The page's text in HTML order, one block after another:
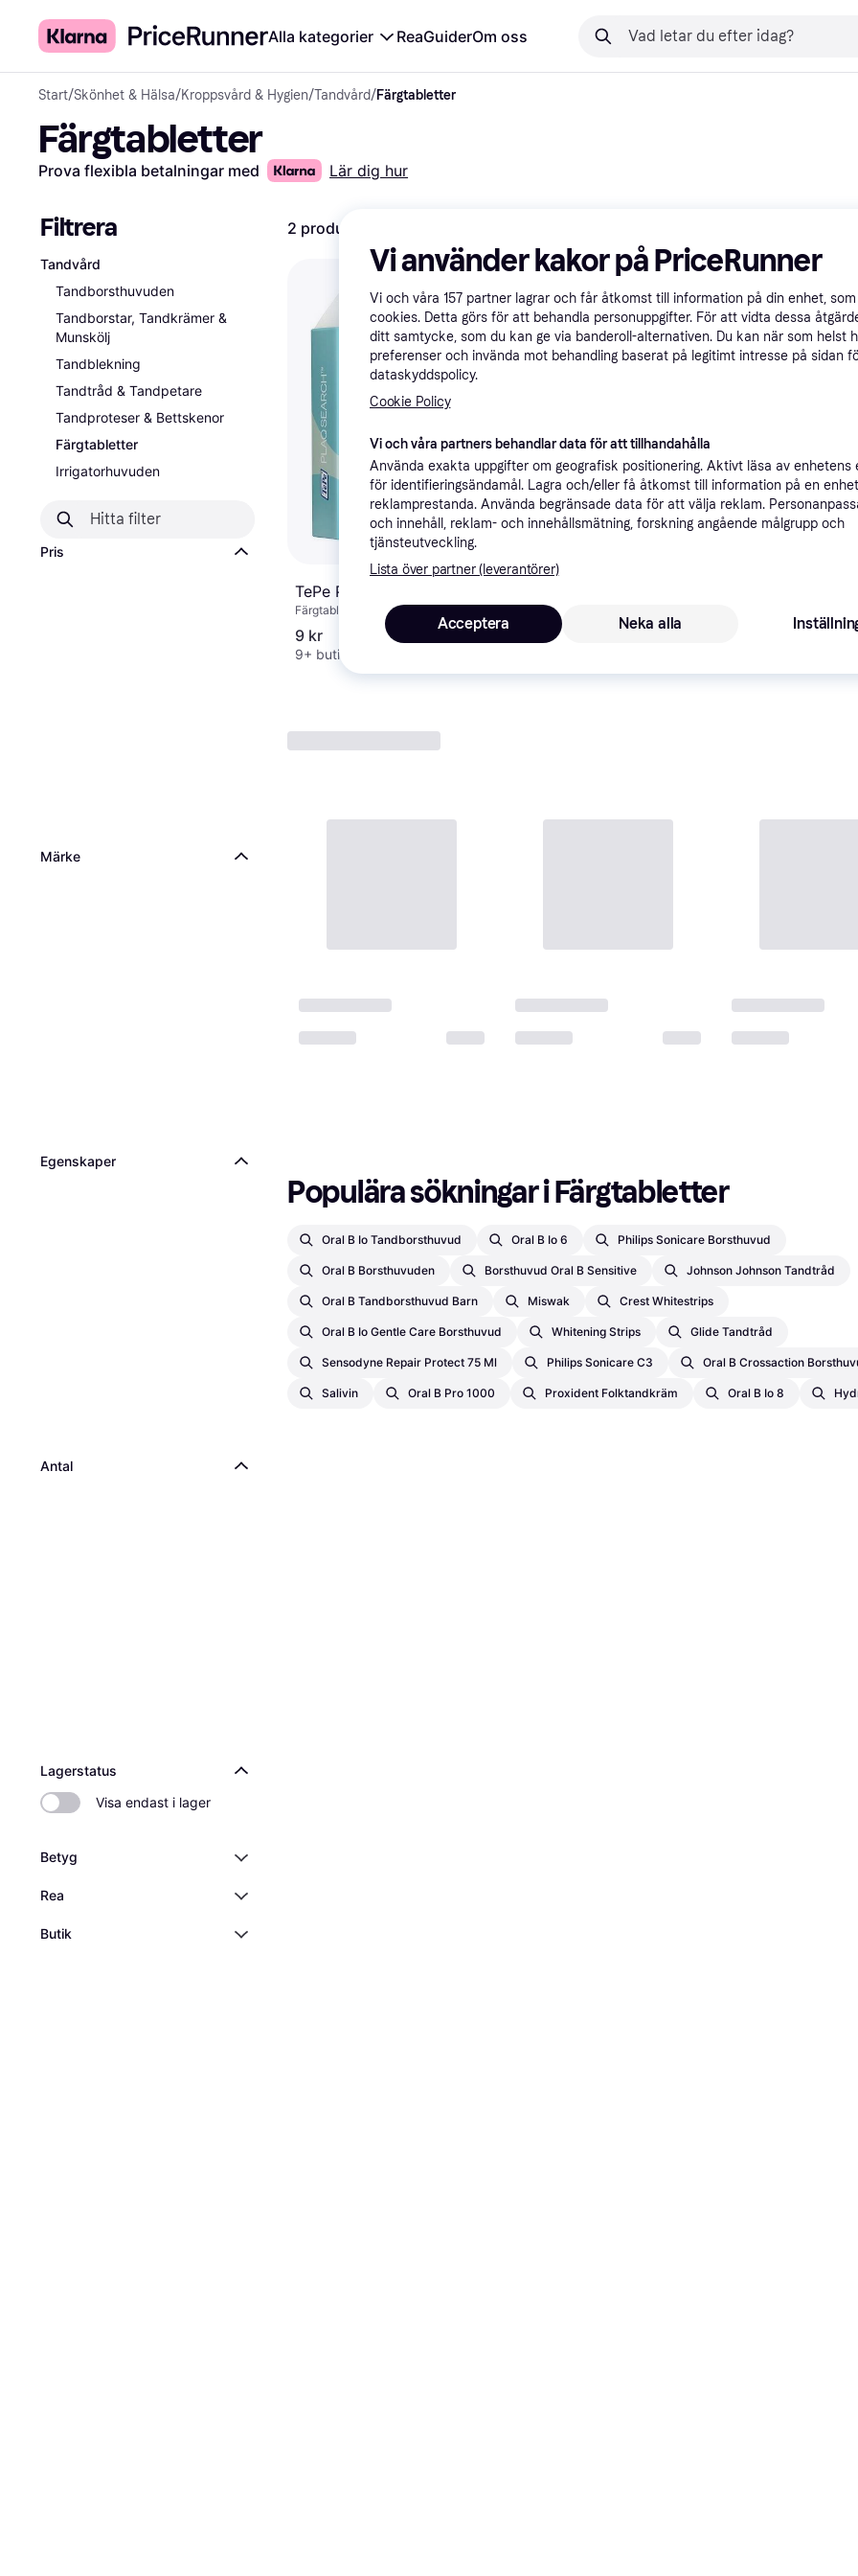
Alla kategorier ReaGuiderOm oss
Start/Skönhet & Hälsa/Kroppsvård & Hygien/Tandvård/Färgtabletter
Färgtabletter
Prova flexibla betalningar med Lär dig hur
Filtrera
Tandvård
Tandborsthuvuden
Tandborstar, Tandkrämer &
Munskölj
Tandblekning
Tandtråd & Tandpetare
Tandproteser & Bettskenor
Färgtabletter
Irrigatorhuvuden
Pris
Märke
Egenskaper
Antal
Lagerstatus
Visa endast i lager
Betyg
Rea
Butik
2 produkter
TePe Plaqsearch 10st
Färgtabletter, 10st, Reducerar plack
9 kr
9+ butiker
GUM Red-Cote 12st
30 kr
Populära sökningar i Färgtabletter
Oral B Io Tandborsthuvud Oral B Io 6 Philips Sonicare Borsthuvud
Oral B Borsthuvuden Borsthuvud Oral B Sensitive Johnson Johnson Tandtråd
Oral B Tandborsthuvud Barn Miswak Crest Whitestrips
Oral B Io Gentle Care Borsthuvud Whitening Strips Glide Tandtråd
Sensodyne Repair Protect 75 Ml Philips Sonicare C3 Oral B Crossaction
Salivin Oral B Pro 1000 Proxident Folktandkräm Oral B Io 8
Vi använder kakor på PriceRunner
Vi och våra 157 partner lagrar och får åtkomst till information på din enhet,
cookies. Detta görs för att behandla personuppgifter. För att vidta dessa
ditt samtycke, som du kan ge via banderoll-alternativen. Du kan när som helst
preferenser och invända mot behandling baserat på legitimt intresse på sidan
dataskyddspolicy.
Cookie Policy
Vi och våra partners behandlar data för att tillhandahålla
Använda exakta uppgifter om geografisk positionering. Aktivt läsa av enhetens
för identifieringsändamål. Lagra och/eller få åtkomst till information på en
reklamprestanda. Använda begränsade data för att välja reklam.
och innehåll, reklam- och innehållsmätning, forskning angående målgrupp och
tjänsteutveckling.
Lista över partner (leverantörer)
Neka alla
Acceptera